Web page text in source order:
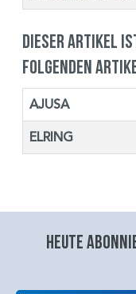
Dieser Artikel
folgenden
AJUSA
ELRING
Heute